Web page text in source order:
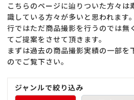
こちらのページに辿りついた方々は
識している方々が多いと思われます
行ではただ商品撮影を行うのでは無
てご提案をさせて頂きます。
まずは過去の商品撮影実績の一部を
のでご覧下さい。
ジャンルで絞り込み